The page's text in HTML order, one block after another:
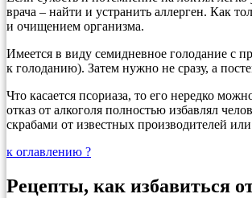
врача – найти и устранить аллерген. Как
и очищением организма.
Имеется в виду семидневное голодание с
к голоданию). Затем нужно не сразу, а
Что касается псориаза, то его нередко
отказ от алкоголя полностью избавлял
скрабами от известных производителей
к оглавлению ?
Рецепты, как избавиться